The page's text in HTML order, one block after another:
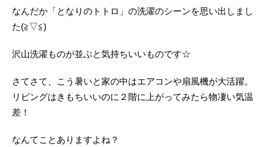
なんだか「となりのトトロ」の洗濯のシーンを思い出しまし
た(≧▽≦)
沢山洗濯ものが並ぶと気持ちいいものです☆
さてさて、こう暑いと家の中はエアコンや扇風機が大活躍。
リビングはきもちいいのに２階に上がってみたら物凄い気温
差！
なんてことありますよね？